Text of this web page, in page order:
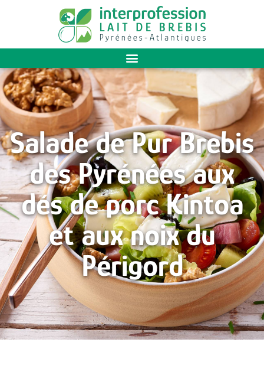
Salade de Pur Brebis
des Pyrénées aux
dés de porc Kintoa
et aux noix du
Périgord